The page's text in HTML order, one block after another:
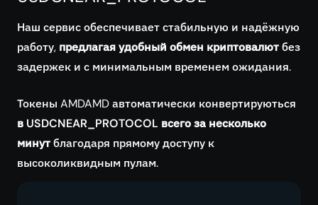
Наш сервис обеспечивает стабильную и надёжную
работу, предлагая удобный обмен криптовалютбез
задержек и с минимальным временем ожидания.
Токены AMDAMD автоматически конвертируються
в USDCNEAR_PROTOCOL всего за несколько
минутблагодаря прямому доступу к
высоколиквидным пулам.